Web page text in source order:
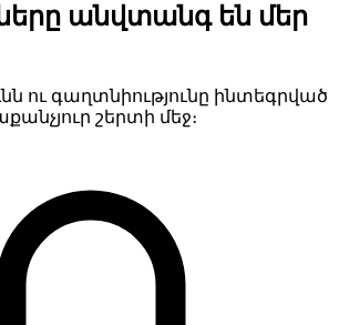
անվտանգ են մեր
ու գաղտնիությունը ինտեգրված
շերտի մեջ։